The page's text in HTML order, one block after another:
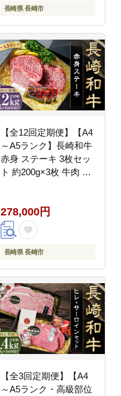
長崎県 長崎市
【全12回定期便】【A4
～A5ランク】長崎和牛
赤身 ステーキ 3枚セッ
ト 約200g×3枚 牛肉 肉
278,000円
長崎県 長崎市
【全3回定期便】【A4
～A5ランク・高級部位